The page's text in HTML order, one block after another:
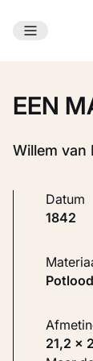
Ga
EEN
Willem van
Datum
1842
21,2 ×